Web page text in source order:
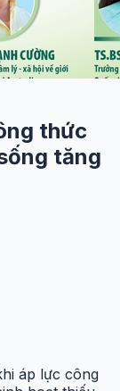
thức
tăng
áp lực công